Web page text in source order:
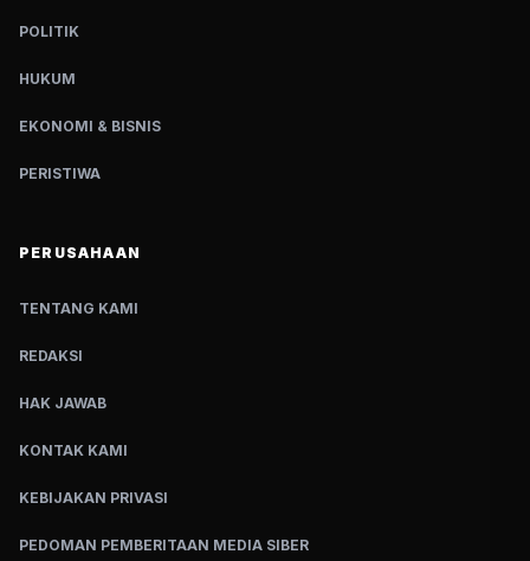
POLITIK
HUKUM
EKONOMI & BISNIS
PERISTIWA
PERUSAHAAN
TENTANG KAMI
REDAKSI
HAK JAWAB
KONTAK KAMI
KEBIJAKAN PRIVASI
PEDOMAN PEMBERITAAN MEDIA SIBER